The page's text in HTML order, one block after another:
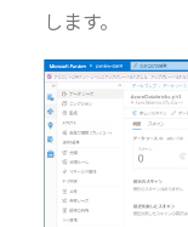
します。